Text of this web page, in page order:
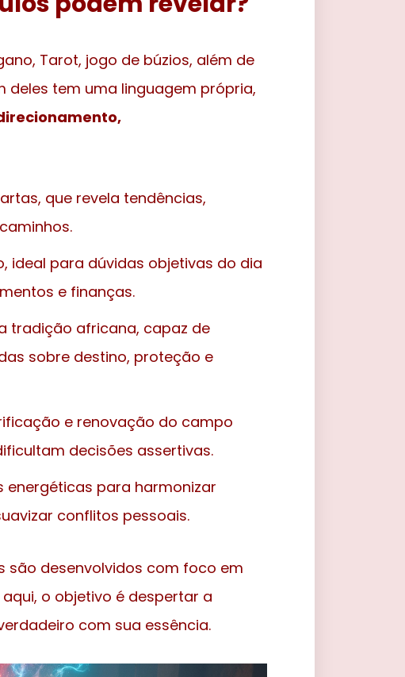
Tarot, jogo de búzios, além de
deles tem uma linguagem própria,
que revela tendências,
ideal para dúvidas objetivas do dia
e finanças.
tradição africana, capaz de
sobre destino, proteção e
e renovação do campo
decisões assertivas.
energéticas para harmonizar
conflitos pessoais.
são desenvolvidos com foco em
o objetivo é despertar a
com sua essência.